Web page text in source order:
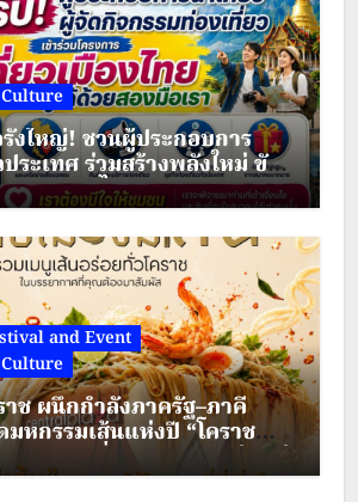
RO pure water-
Alcohol- Fine…
งใหญ่! ชวนผู้ประกอบการ
ระเทศ ร่วมสร้างพลังใหม่ ขับ
กิจชุมชนไทย
and Event
าช ผนึกกำลังภาครัฐ–ภาคี
มหกรรมเส้นแห่งปี “โคราช
ดัน “ผัดหมี่ดัง–ขนมจีนแซ่บ” สู่
เมืองย่าโม